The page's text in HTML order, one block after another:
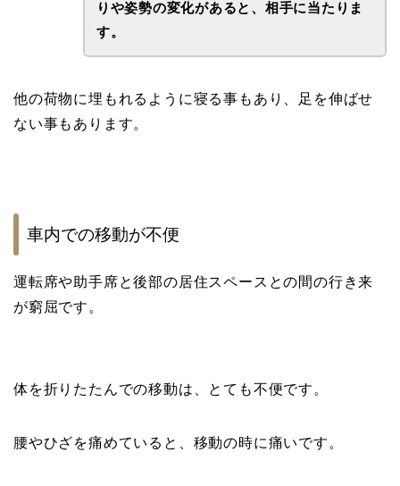
りや姿勢の変化があると、相手に当たりま
す。
他の荷物に埋もれるように寝る事もあり、足を伸ばせ
ない事もあります。
車内での移動が不便
運転席や助手席と後部の居住スペースとの間の行き来
が窮屈です。
体を折りたたんでの移動は、とても不便です。
腰やひざを痛めていると、移動の時に痛いです。